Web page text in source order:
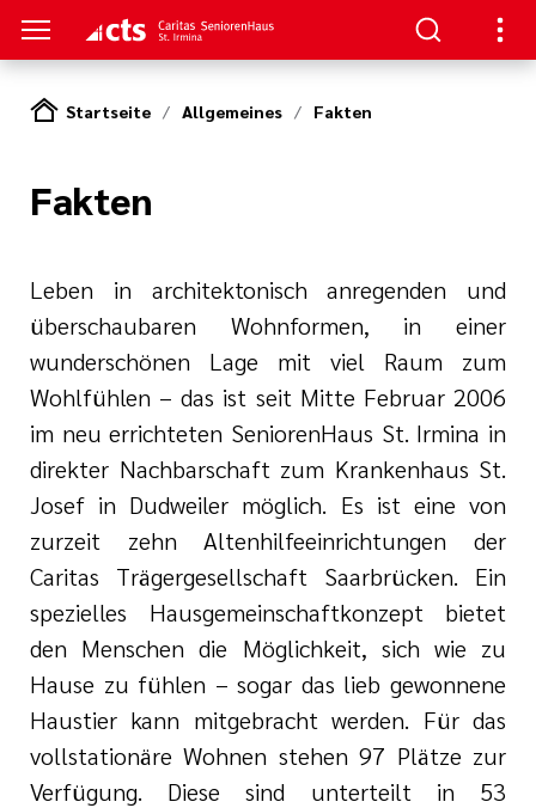
Arbeit
der cts
Pflege
Startseite Allgemeines Fakten
Fakten
Leben in architektonisch anregenden und
überschaubaren Wohnformen, in einer
wunderschönen Lage mit viel Raum zum
Wohlfühlen – das ist seit Mitte Februar 2006
im neu errichteten SeniorenHaus St. Irmina in
direkter Nachbarschaft zum Krankenhaus St.
Josef in Dudweiler möglich. Es ist eine von
zurzeit zehn Altenhilfeeinrichtungen der
Caritas Trägergesellschaft Saarbrücken. Ein
spezielles Hausgemeinschaftkonzept bietet
den Menschen die Möglichkeit, sich wie zu
Hause zu fühlen – sogar das lieb gewonnene
Haustier kann mitgebracht werden. Für das
vollstationäre Wohnen stehen 97 Plätze zur
Verfügung. Diese sind unterteilt in 53